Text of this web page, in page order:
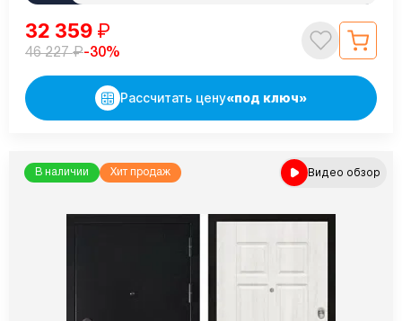
32 359 ₽
46 227₽-30%
Рассчитать цену«под ключ»
В наличии Хит продаж Видео обзор